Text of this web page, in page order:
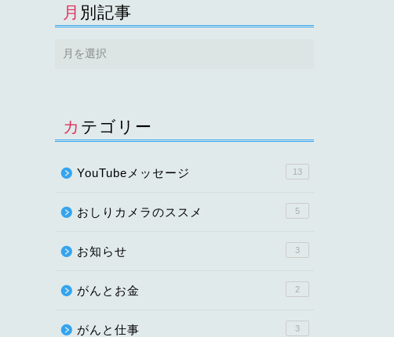
月別記事
カテゴリー
YouTubeメッセージ 13
おしりカメラのススメ 5
お知らせ 3
がんとお金 2
がんと仕事 3